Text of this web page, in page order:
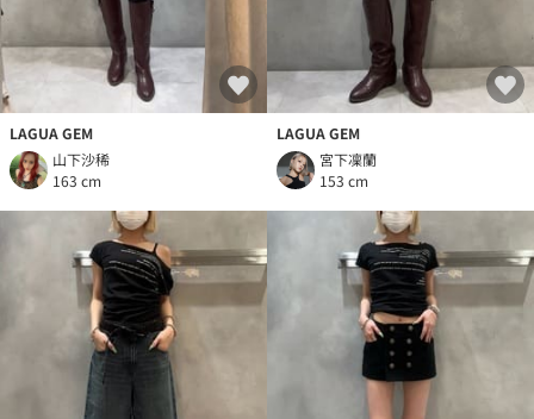
LAGUA GEM
山下沙稀
163 cm
LAGUA GEM
宮下凜蘭
153 cm